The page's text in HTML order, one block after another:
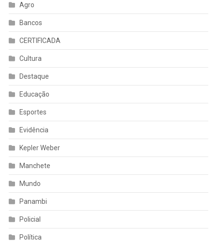
Agro
Bancos
CERTIFICADA
Cultura
Destaque
Educação
Esportes
Evidência
Kepler Weber
Manchete
Mundo
Panambi
Policial
Política